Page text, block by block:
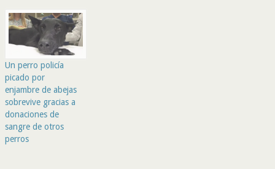
Un perro policía
picado por
enjambre de abejas
sobrevive gracias a
donaciones de
sangre de otros
perros